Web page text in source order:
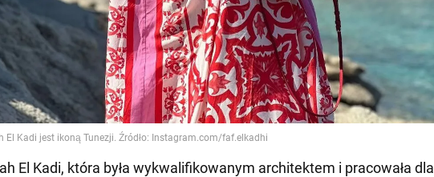
El Kadi, która była wykwalifikowanym architektem i pracowała dla